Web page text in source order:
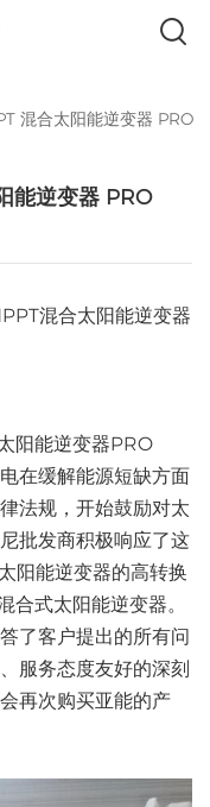
混合太阳能逆变器 PRO
能逆变器 PRO
混合太阳能逆变器
阳能逆变器PRO
在缓解能源短缺方面
法规，开始鼓励对太
批发商积极响应了这
阳能逆变器的高转换
式太阳能逆变器。
了客户提出的所有问
服务态度友好的深刻
再次购买亚能的产